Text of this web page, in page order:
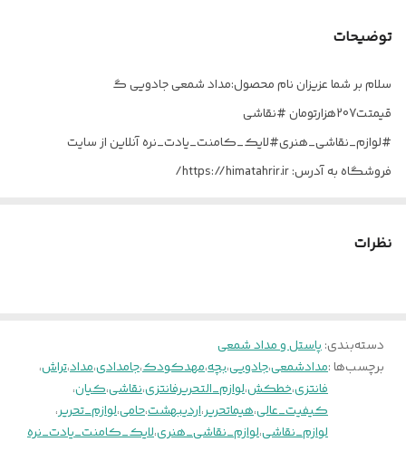
توضیحات
سلام بر شما عزیزان نام محصول:مداد شمعی جادویی گ
قیمتت207هزارتومان #نقاشی
#لوازم_نقاشی_هنری#لایک_کامنت_یادت_نره آنلاین از سایت
فروشگاه به آدرس: https://himatahrir.ir/
نظرات
دسته‌بندی:پاستل و مداد شمعی
برچسب‌ها :مدادشمعی،جادویی،بچه،مهدکودک،جامدادی،مداد،تراش،
فانتزی،خطکش،لوازم_التحریرفانتزی،نقاشی،کیان،
کیفیت_عالی،هیماتحریر،اردیبهشت،حامی،لوازم_تحریر،
لوازم_نقاشی،لوازم_نقاشی_هنری،لایک_کامنت_یادت_نره